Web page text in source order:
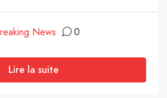
News 0
Lire la suite